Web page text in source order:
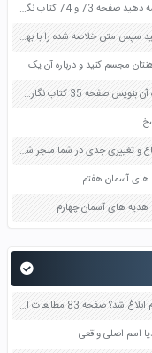
یکی از متن های ناتمام زیر را انتخاب کنید و نوشته را ادامه دهید صفحه 73 و 74 کتاب نگارش فارسی پنجم دبستان
یکی از درس های مندرج در کتاب درسی خود را خلاصه کنید سپس متن خلاصه شده را با بهره گیری از روش های دسته بندی نمودار جدول نقشه مفهومی نشان دهید صفحه 118 نگارش یازدهم
یکی از صدا های آبشار به هم خوردن برگ ها زنبور را در ذهنتان مجسم کنید و درباره آن یک بند بنویسید صفحه 11 نگارش پنجم
یکی از دو موضوع را به دلخواه انتخاب کن و یک بند درباره آن بنویس صفحه 35 کتاب نگارش فارسی سوم
یکی از موثرترین پیام هایی را که دریافت کرده اید و به اقناع و تغییری جدی در شما منجر شده است برسی کنید و علت این تاثیر گذاری قابل توجه را بنویسید صفحه 52 تفکر و سواد رسانه ای دهم
این فرمان توسط چه کسی صادر و توسط چه کسی به مردم ابلاغ شد؟ صفحه 83 مطالعات اجتماعی نهم
اسم اصلی واقعی